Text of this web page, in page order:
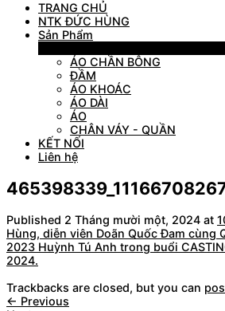
TRANG CHỦ
NTK ĐỨC HÙNG
Sản Phẩm
ÁO CHẦN BÔNG
ĐẦM
ÁO KHOÁC
ÁO DÀI
ÁO
CHÂN VÁY - QUẦN
KẾT NỐI
Liên hệ
Published 2 Tháng mười một, 2024 at
Hùng, diễn viên Doãn Quốc Đam cùng
2023 Huỳnh Tú Anh trong buổi
2024.
Trackbacks are closed, but you can
← Previous